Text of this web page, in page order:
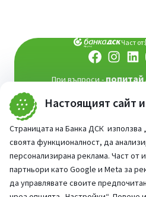
Настоящият сайт
Страницата на Банка ДСК
своята функционалност, да
персонализирана реклама. Част от
партньори като Google и Meta за
да управлявате своите
Част от:
При въпроси -попитай
Всички
Сайт от: